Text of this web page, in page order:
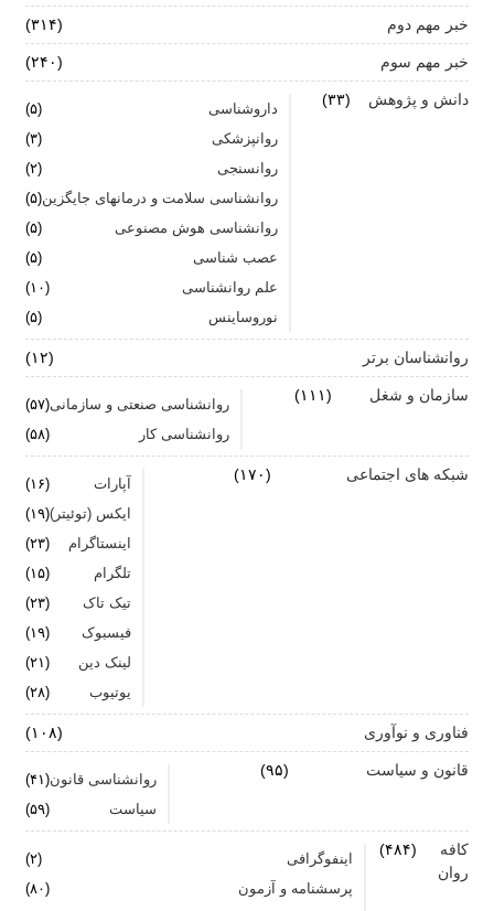
آیا پرخوری و ریزه خواری ارتباطی با استرس دارد؟
اضطراب ناگهانی
جنگ اضطراب با مواد خوراکی
اضطراب را برای خود پر رنگ نکنید
برای بهبود سلامت روان لازم است روزانه از آن مراقبت
خبر مهم دوم (۳۱۴)
خبر مهم سوم (۲۴۰)
دانش و پژوهش (۳۳)
داروشناسی
(۵)
روانپزشکی
(۳)
روانسنجی
(۲)
روانشناسی سلامت و درمانهای جایگزین(۵)
روانشناسی هوش مصنوعی
(۵)
عصب شناسی
(۵)
علم روانشناسی
(۱۰)
نوروساینس
(۵)
روانشناسان برتر (۱۲)
سازمان و شغل (۱۱۱)
روانشناسی صنعتی و سازمانی(۵۷)
روانشناسی کار
(۵۸)
شبکه های اجتماعی (۱۷۰)
آپارات
(۱۶)
ایکس (توئیتر)(۱۹)
اینستاگرام
(۲۳)
تلگرام
(۱۵)
تیک تاک
(۲۳)
فیسبوک
(۱۹)
لینک دین
(۲۱)
یوتیوب
(۲۸)
فناوری و نوآوری (۱۰۸)
قانون و سیاست (۹۵)
روانشناسی قانون(۴۱)
سیاست
(۵۹)
کافه
روان
(۴۸۴)
اینفوگرافی
(۲)
پرسشنامه و آزمون
(۸۰)